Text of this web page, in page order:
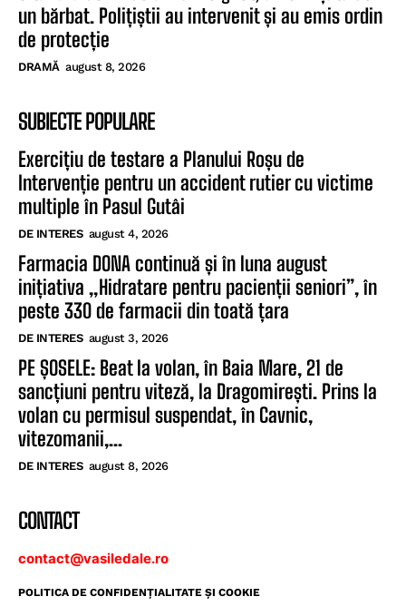
un bărbat. Polițiștii au intervenit și au emis ordin
de protecție
DRAMĂ august 8, 2026
SUBIECTE POPULARE
Exercițiu de testare a Planului Roșu de
Intervenție pentru un accident rutier cu victime
multiple în Pasul Gutâi
DE INTERES august 4, 2026
Farmacia DONA continuă și în luna august
inițiativa „Hidratare pentru pacienții seniori”, în
peste 330 de farmacii din toată țara
DE INTERES august 3, 2026
PE ȘOSELE: Beat la volan, în Baia Mare, 21 de
sancțiuni pentru viteză, la Dragomirești. Prins la
volan cu permisul suspendat, în Cavnic,
vitezomanii,...
DE INTERES august 8, 2026
CONTACT
contact@vasiledale.ro
POLITICA DE CONFIDENŢIALITATE ŞI COOKIE